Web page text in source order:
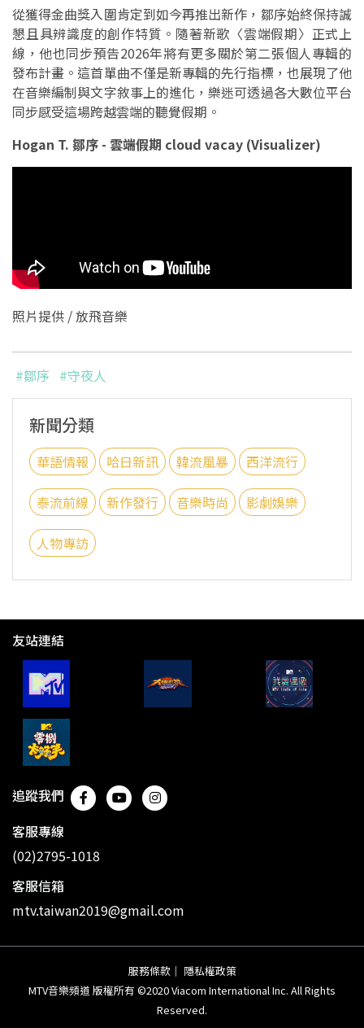
從獲得金曲獎入圍肯定到如今再推出新作，鄒序始終保持誠
懇且具辨識度的創作特質。隨著新歌〈雲端假期〉正式上
線，他也同步預告2026年將有更多關於第二張個人專輯的
發布計畫。這首單曲不僅是新專輯的先行指標，也展現了他
在音樂編制與文字敘事上的進化，樂迷可透過各大數位平台
同步感受這場跨越雲端的聽覺假期。
Hogan T. 鄒序 - 雲端假期 cloud vacay (Visualizer)
照片提供 / 放飛音樂
#鄒序 #守夜人
新聞分類
華語情報 哈日新訊 韓流風暴 西洋流行
泰流前線 新作發行 音樂時尚 影劇娛樂
人物專訪
友站連結
追蹤我們
客服專線
(02)2795-1018
客服信箱
mtv.taiwan2019@gmail.com
服務條款 ｜ 隱私權政策
MTV音樂頻道 版權所有 ©2020 Viacom International Inc. All Rights
Reserved.